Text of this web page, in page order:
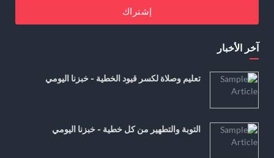
إشتراك
آخر الأخبار
تعليم وصلاة لكسر قيود الخطية - خبزنا اليومي
التوبة والتطهير من كل خطية - خبزنا اليومي